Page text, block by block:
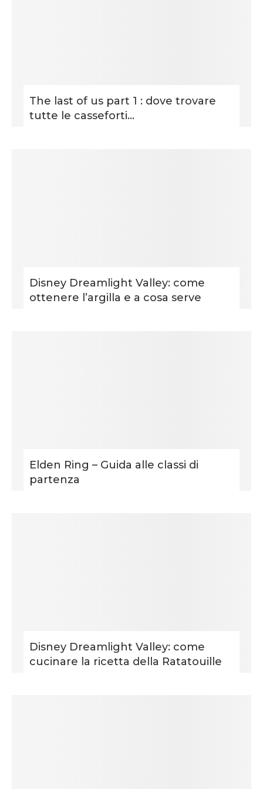
The last of us part 1 : dove trovare
tutte le casseforti...
Disney Dreamlight Valley: come
ottenere l’argilla e a cosa serve
Elden Ring – Guida alle classi di
partenza
Disney Dreamlight Valley: come
cucinare la ricetta della Ratatouille